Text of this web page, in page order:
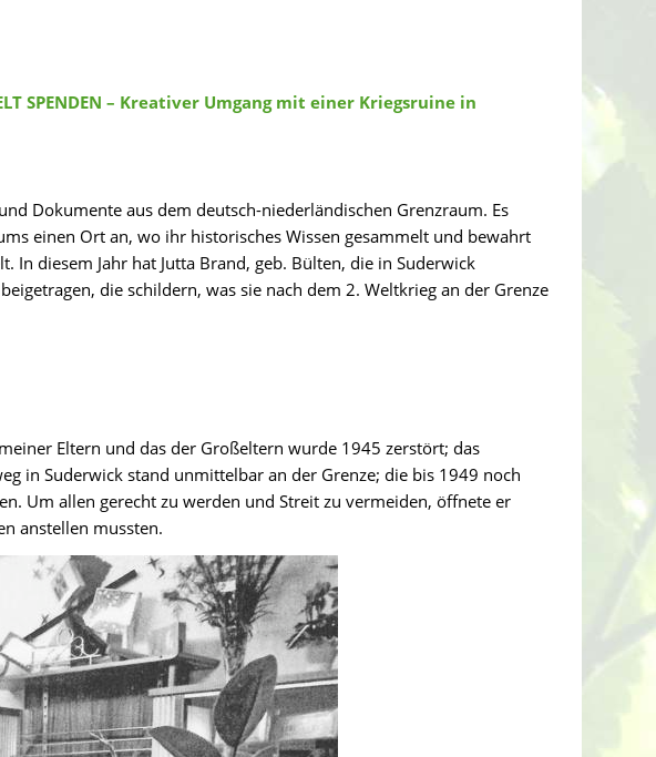
SPENDEN – Kreativer Umgang mit einer Kriegsruine in
Dokumente aus dem deutsch-niederländischen Grenzraum. Es
einen Ort an, wo ihr historisches Wissen gesammelt und bewahrt
diesem Jahr hat Jutta Brand, geb. Bülten, die in Suderwick
die schildern, was sie nach dem 2. Weltkrieg an der Grenze
Eltern und das der Großeltern wurde 1945 zerstört; das
in Suderwick stand unmittelbar an der Grenze; die bis 1949 noch
Um allen gerecht zu werden und Streit zu vermeiden, öffnete er
anstellen mussten.